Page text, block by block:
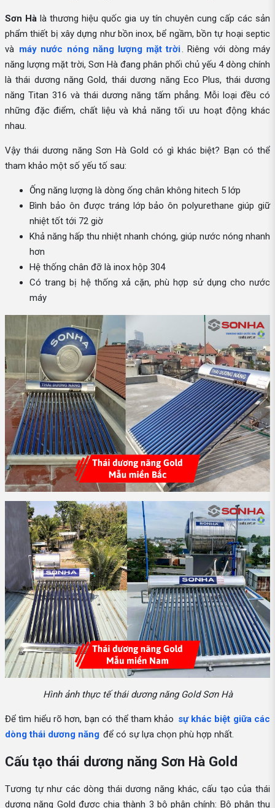
Sơn Hà là thương hiệu quốc gia uy tín chuyên cung cấp các sản
phẩm thiết bị xây dựng như bồn inox, bể ngầm, bồn tự hoại septic
và máy nước nóng năng lượng mặt trời. Riêng với dòng máy
năng lượng mặt trời, Sơn Hà đang phân phối chủ yếu 4 dòng chính
là thái dương năng Gold, thái dương năng Eco Plus, thái dương
năng Titan 316 và thái dương năng tấm phẳng. Mỗi loại đều có
những đặc điểm, chất liệu và khả năng tối ưu hoạt động khác
nhau.
Vậy thái dương năng Sơn Hà Gold có gì khác biệt? Bạn có thể
tham khảo một số yếu tố sau:
Ống năng lượng là dòng ống chân không hitech 5 lớp
Bình bảo ôn được tráng lớp bảo ôn polyurethane giúp giữ
nhiệt tốt tới 72 giờ
Khả năng hấp thu nhiệt nhanh chóng, giúp nước nóng nhanh
hơn
Hệ thống chân đỡ là inox hộp 304
Có trang bị hệ thống xả cặn, phù hợp sử dụng cho nước
máy
Hình ảnh thực tế thái dương năng Gold Sơn Hà
Để tìm hiểu rõ hơn, bạn có thể tham khảo sự khác biệt giữa các
dòng thái dương năng để có sự lựa chọn phù hợp nhất.
Cấu tạo thái dương năng Sơn Hà Gold
Tương tự như các dòng thái dương năng khác, cấu tạo của thái
dương năng Gold được chia thành 3 bộ phận chính: Bộ phận thu